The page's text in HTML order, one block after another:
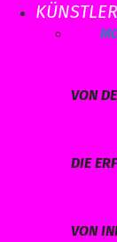
KÜNSTLER
VON
DIE
VON